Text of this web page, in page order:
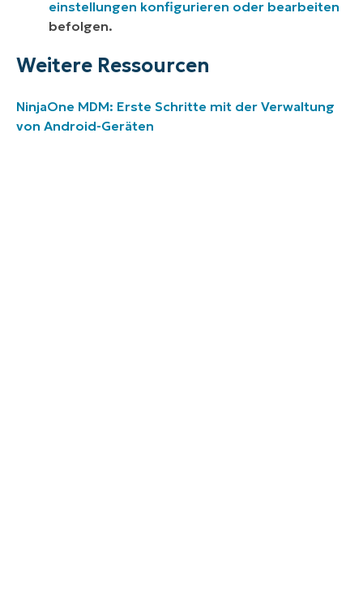
einstellungen konfigurieren oder bearbeiten
befolgen.
Weitere Ressourcen
NinjaOne MDM: Erste Schritte mit der Verwaltung
von Android-Geräten